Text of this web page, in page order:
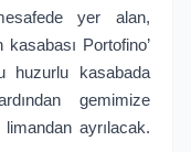
yer alan,
Portofino’
huzurlu kasabada
gemimize
ayrılacak.